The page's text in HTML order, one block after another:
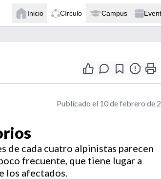
Inicio Círculo Campus
Publicado el 10 de febrero de
de cada cuatro alpinistas parecen
frecuente, que tiene lugar a
los afectados.